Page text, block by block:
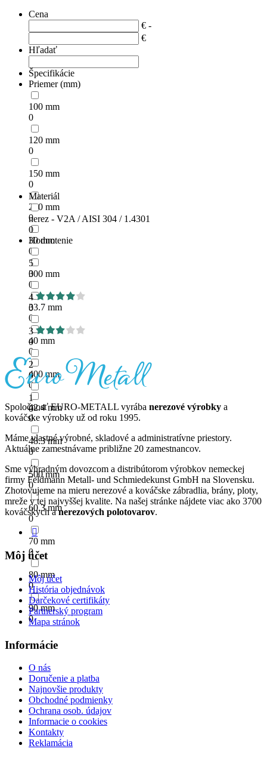
Cena
€ -
€
Hľadať
Špecifikácie
Priemer (mm)
100 mm
0
120 mm
0
150 mm
0
200 mm
0
30 mm
0
300 mm
0
33.7 mm
0
40 mm
0
400 mm
0
42.4 mm
0
48.3 mm
0
500 mm
0
60.3 mm
0
70 mm
0
80 mm
0
90 mm
0
Materiál
nerez - V2A / AISI 304 / 1.4301
0
Hodnotenie
5
0
4
0
3
0
2
0
1
0
Spoločnosť EURO-METALL vyrába nerezové výrobky a
kováčske výrobky už od roku 1995.
Máme vlastné výrobné, skladové a administratívne priestory.
Aktuálne zamestnávame približne 20 zamestnancov.
Sme výhradným dovozcom a distribútorom výrobkov nemeckej
firmy Feldmann Metall- und Schmiedekunst GmbH na Slovensku.
Zhotovujeme na mieru nerezové a kováčske zábradlia, brány, ploty,
mreže v tej najvyššej kvalite. Na našej stránke nájdete viac ako 3700
kováčskych anerezových polotovarov.
Môj účet
Môj účet
História objednávok
Darčekové certifikáty
Partnerský program
Mapa stránok
Informácie
O nás
Doručenie a platba
Najnovšie produkty
Obchodné podmienky
Ochrana osob. údajov
Informacie o cookies
Kontakty
Reklamácia